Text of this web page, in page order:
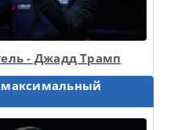
- Джадд Трамп